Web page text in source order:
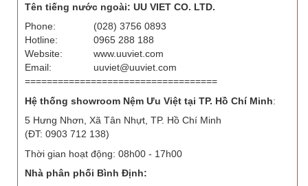
Tên tiếng nước ngoài: UU VIET CO. LTD.
Phone:
(028) 3756 0893
Hotline:
0965 288 188
Website:
www.uuviet.com
Email:
uuviet@uuviet.com
===================================
Hệ thống showroom Nệm Ưu Việt tại TP. Hồ Chí Minh:
5 Hưng Nhơn, Xã Tân Nhựt, TP. Hồ Chí Minh
(ĐT: 0903 712 138)
Thời gian hoạt động: 08h00 - 17h00
Nhà phân phối Bình Định: